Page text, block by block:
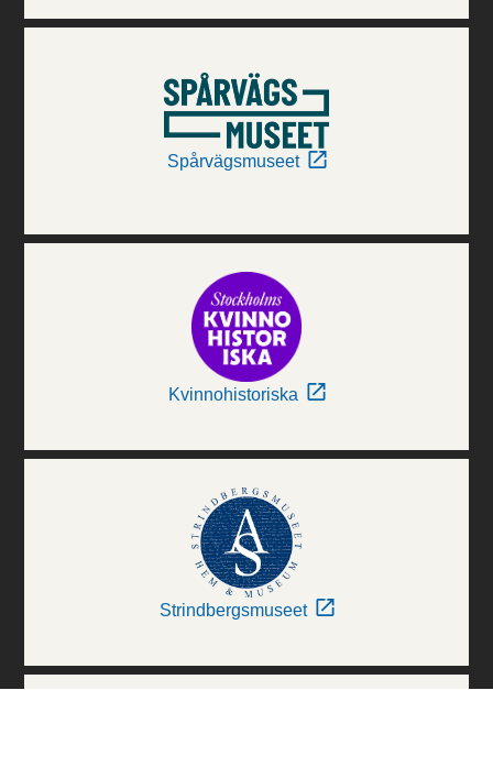
Spårvägsmuseet
Kvinnohistoriska
Strindbergsmuseet